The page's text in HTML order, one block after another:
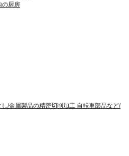
の厨房
/金属製品の精密切削加工 自転車部品など/